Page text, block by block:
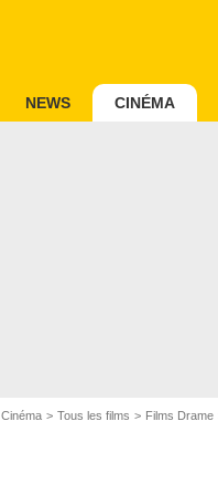
NEWS CINÉMA
Cinéma Tous les films Films Drame